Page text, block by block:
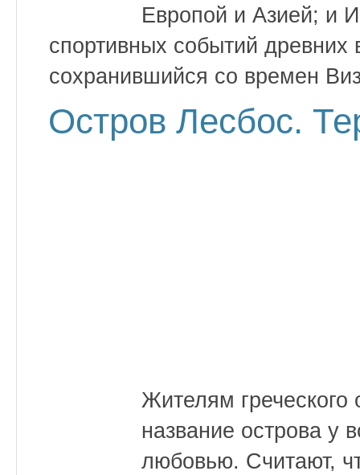
Европой и Азией; и
спортивных событий
сохранившийся со времен
Остров Лесбос.
Жителям греческого
название острова у
любовью. Считают,